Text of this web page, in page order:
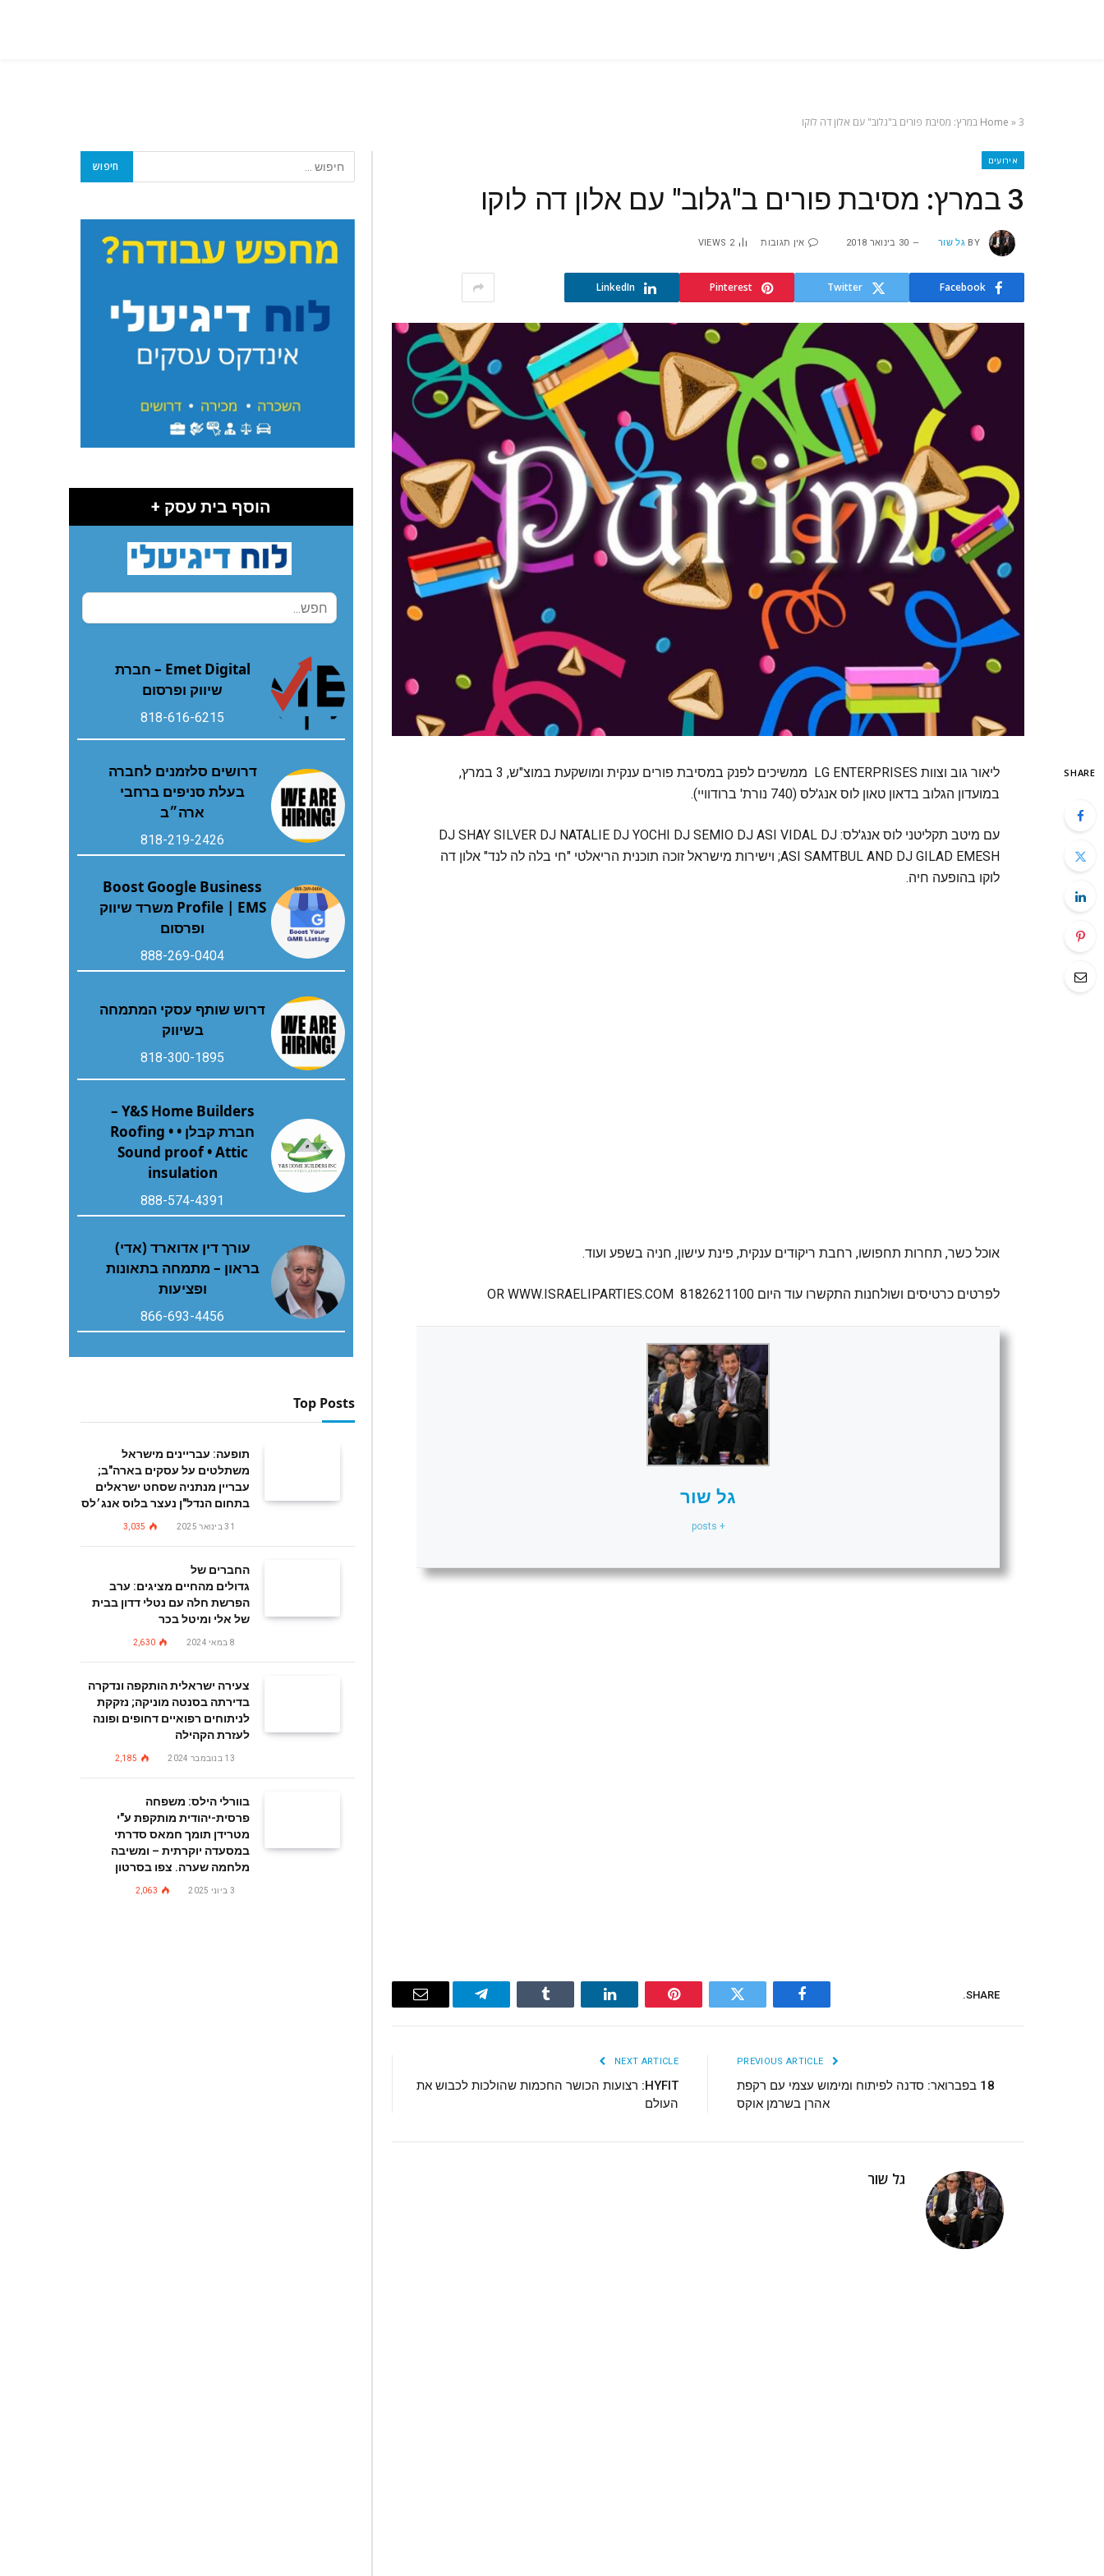
Home »3 במרץ: מסיבת פורים ב"גלוב" עם אלון דה לוקו
אירועים
3 במרץ: מסיבת פורים ב"גלוב" עם אלון דה לוקו
BY גל שור 30 בינואר 2018 אין תגובות 2
VIEWS
Facebook
Twitter
Pinterest
LinkedIn
SHARE
ליאור גוב וצוות LG ENTERPRISES ממשיכים לפנק במסיבת פורים ענקית ומושקעת במוצ"ש, 3 במרץ,
במועדון הגלוב בדאון טאון לוס אנג'לס (740 נורת' ברודוויי).
עם מיטב תקליטני לוס אנג'לס: DJ SHAY SILVER DJ NATALIE DJ YOCHI DJ SEMIO DJ ASI VIDAL DJ
ASI SAMTBUL AND DJ GILAD EMESH; וישירות מישראל זוכה תוכנית הריאלטי "חי בלה לה לנד" אלון דה
לוקו בהופעה חיה.
אוכל כשר, תחרות תחפושו, רחבת ריקודים ענקית, פינת עישון, חניה בשפע ועוד.
לפרטים כרטיסים ושולחנות התקשרו עוד היום 8182621100 OR WWW.ISRAELIPARTIES.COM
גל שור
+ posts
SHARE.
Facebook
Twitter
Pinterest
LinkedIn
Tumblr
Telegram
Email
18 בפברואר: סדנה לפיתוח ומימוש עצמי עם רקפת
אהרן בשרמן אוקס
NEXT ARTICLE
HYFIT: רצועות הכושר החכמות שהולכות לכבוש את
העולם
גל שור
הוסף בית עסק +
Emet Digital – חברת
שיווק ופרסום
818-616-6215
דרושים סלזמנים לחברה
בעלת סניפים ברחבי
ארה״ב
818-219-2426
Boost Google Business
Profile | EMS משרד שיווק
ופרסום
888-269-0404
דרוש שותף עסקי המתמחה
בשיווק
818-300-1895
Y&S Home Builders –
חברת קבלן • Roofing •
Sound proof • Attic
insulation
888-574-4391
עורך דין אדוארד (אדי)
בראון – מתמחה בתאונות
ופציעות
866-693-4456
Top Posts
תופעה: עבריינים מישראל
משתלטים על עסקים בארה"ב;
עבריין מנתניה שסחט ישראלים
בתחום הנדל"ן נעצר בלוס אנג׳לס
31 בינואר 2025 3,035
החברים של
גדולים מהחיים מציגים: ערב
הפרשת חלה עם נטלי דדון בבית
של אלי ומיטל בכר
8 במאי 2024 2,630
צעירה ישראלית הותקפה ונדקרה
בדירתה בסנטה מוניקה; נזקקת
לניתוחים רפואיים דחופים ופונה
לעזרת הקהילה
13 בנובמבר 2024 2,185
בוורלי הילס: משפחה
פרסית-יהודית מותקפת ע"י
מטרידן תומך חמאס סדרתי
במסעדה יוקרתית – ומשיבה
מלחמה שערה. צפו בסרטון
3 ביוני 2025 2,063